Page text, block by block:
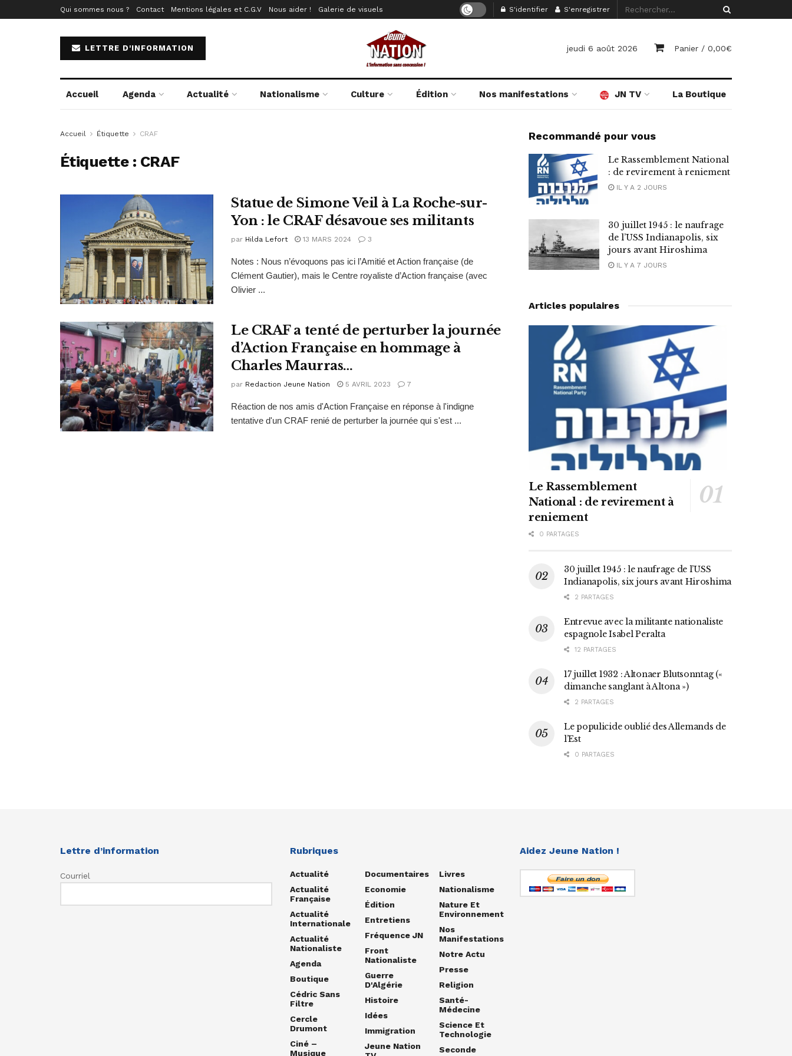
Qui sommes nous ? Contact Mentions légales et C.G.V Nous aider ! Galerie de visuels S'identifier S'enregistrer
LETTRE D'INFORMATION jeudi 6 août 2026 Panier / 0,00€
Accueil Agenda Actualité Nationalisme Culture Édition Nos manifestations JN TV La Boutique
Accueil Étiquette CRAF
Étiquette : CRAF
Statue de Simone Veil à La Roche-sur-
Yon : le CRAF désavoue ses militants
par Hilda Lefort 13 MARS 2024 3
Notes : Nous n’évoquons pas ici l’Amitié et Action française (de
Clément Gautier), mais le Centre royaliste d’Action française (avec
Olivier ...
Le CRAF a tenté de perturber la journée
d’Action Française en hommage à
Charles Maurras…
par Redaction Jeune Nation 5 AVRIL 2023 7
Réaction de nos amis d'Action Française en réponse à l'indigne
tentative d'un CRAF renié de perturber la journée qui s'est ...
Recommandé pour vous
Le Rassemblement National
: de revirement à reniement
IL Y A 2 JOURS
30 juillet 1945 : le naufrage
de l’USS Indianapolis, six
jours avant Hiroshima
IL Y A 7 JOURS
Articles populaires
Le Rassemblement
National : de revirement à
reniement
0 PARTAGES
30 juillet 1945 : le naufrage de l’USS
Indianapolis, six jours avant Hiroshima
2 PARTAGES
Entrevue avec la militante nationaliste
espagnole Isabel Peralta
12 PARTAGES
17 juillet 1932 : Altonaer Blutsonntag («
dimanche sanglant à Altona »)
2 PARTAGES
Le populicide oublié des Allemands de
l’Est
0 PARTAGES
Lettre d’information
Courriel
Rubriques
Actualité
Actualité
Française
Actualité
Internationale
Actualité
Nationaliste
Agenda
Boutique
Cédric Sans
Filtre
Cercle
Drumont
Ciné –
Musique
Documentaires
Economie
Édition
Entretiens
Fréquence JN
Front
Nationaliste
Guerre
D'Algérie
Histoire
Idées
Immigration
Jeune Nation
Livres
Nationalisme
Nature Et
Environnement
Nos
Manifestations
Notre Actu
Presse
Religion
Santé-
Médecine
Science Et
Technologie
Seconde
Aidez Jeune Nation !